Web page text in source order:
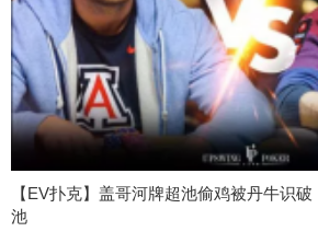
【EV扑克】盖哥河牌超池偷鸡被丹牛识
池